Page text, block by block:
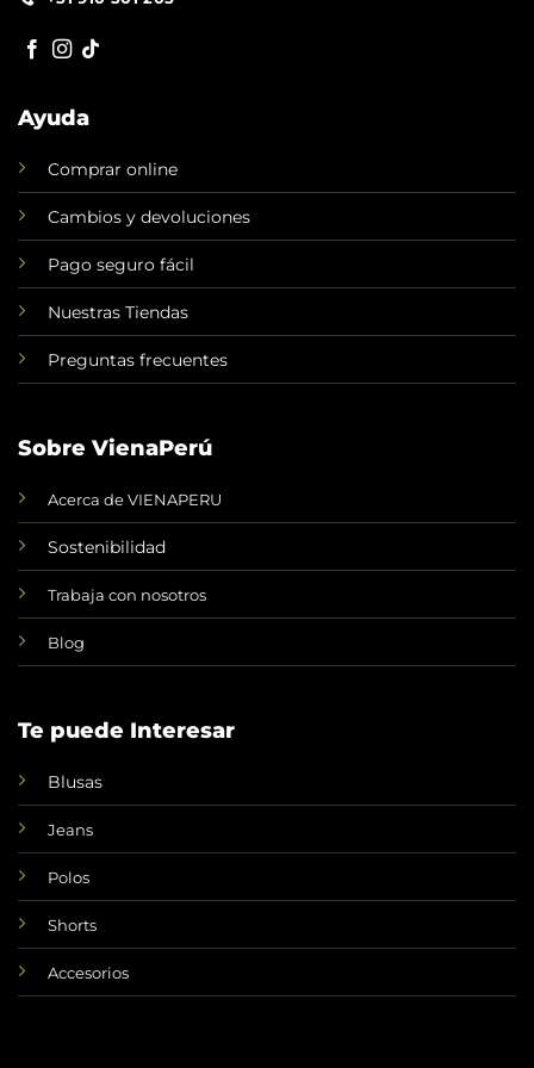
Ayuda
Comprar online
Cambios y devoluciones
Pago seguro fácil
Nuestras Tiendas
Preguntas frecuentes
Sobre VienaPerú
Acerca de VIENAPERU
Sostenibilidad
Trabaja con nosotros
Blog
Te puede Interesar
Blusas
Jeans
Polos
Shorts
Accesorios